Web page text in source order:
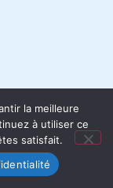
la meilleure
à utiliser ce
satisfait.